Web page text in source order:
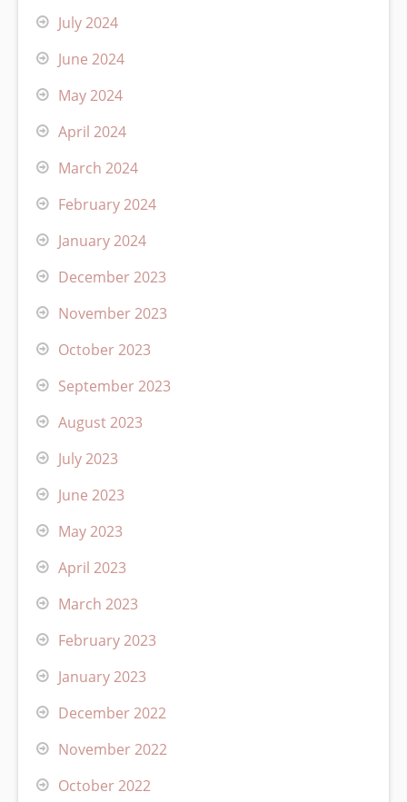
July 2024
June 2024
May 2024
April 2024
March 2024
February 2024
January 2024
December 2023
November 2023
October 2023
September 2023
August 2023
July 2023
June 2023
May 2023
April 2023
March 2023
February 2023
January 2023
December 2022
November 2022
October 2022